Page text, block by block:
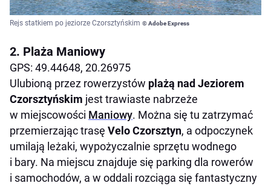
Rejs statkiem po jeziorze Czorsztyńskim © Adobe Express
2. Plaża Maniowy
GPS: 49.44648, 20.26975
Ulubioną przez rowerzystów plażą nad Jeziorem
Czorsztyńskim jest trawiaste nabrzeże
w miejscowości Maniowy. Można się tu zatrzymać
przemierzając trasę Velo Czorsztyn, a odpoczynek
umilają leżaki, wypożyczalnie sprzętu wodnego
i bary. Na miejscu znajduje się parking dla rowerów
i samochodów, a w oddali rozciąga się fantastyczny